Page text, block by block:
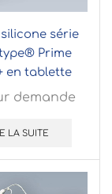
série
Prime
en tablette
demande
LA SUITE